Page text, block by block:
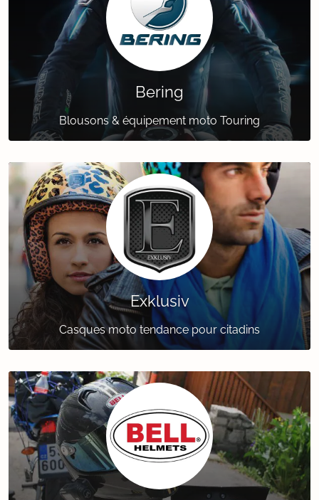
Bering
Blousons & équipement moto Touring
Exklusiv
Casques moto tendance pour citadins